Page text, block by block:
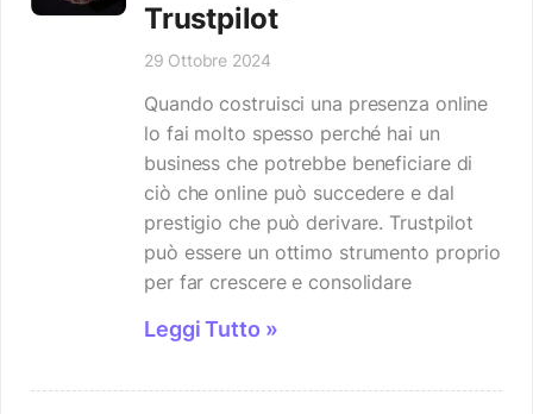
Trustpilot
29 Ottobre 2024
Quando costruisci una presenza online
lo fai molto spesso perché hai un
business che potrebbe beneficiare di
ciò che online può succedere e dal
prestigio che può derivare. Trustpilot
può essere un ottimo strumento proprio
per far crescere e consolidare
Leggi Tutto »